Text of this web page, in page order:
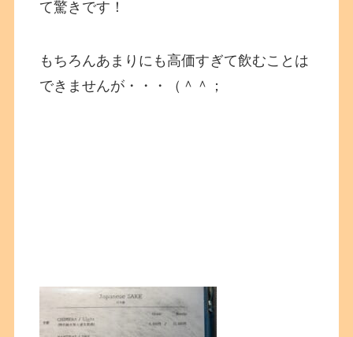
て驚きです！
もちろんあまりにも高価すぎて飲むことは
できませんが・・・（＾＾；